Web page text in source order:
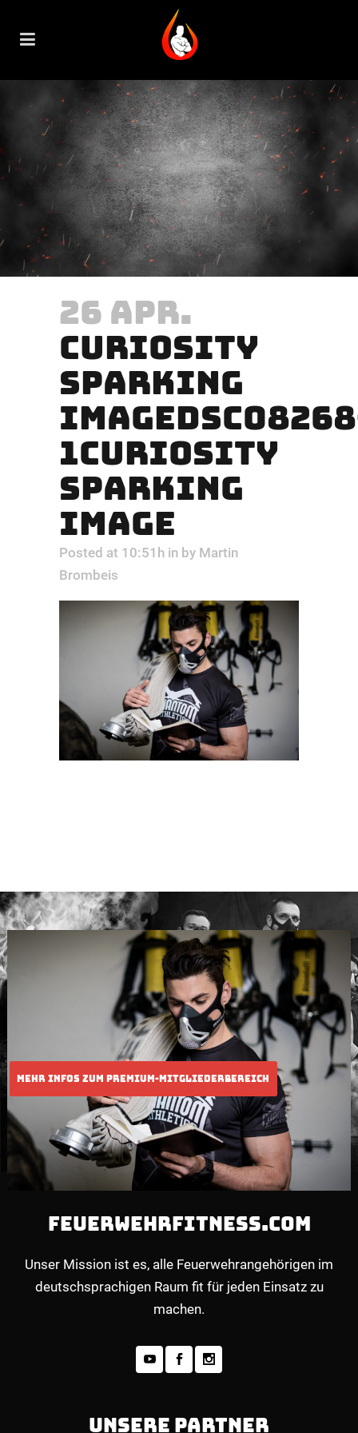
26 APR.
CURIOSITY
SPARKING
1CURIOSITY
SPARKING
IMAGE
Posted at 10:51h in by Martin
Brombeis
FEUERWEHRFITNESS.COM
Unser Mission ist es, alle Feuerwehrangehörigen im
deutschsprachigen Raum fit für jeden Einsatz zu
machen.
UNSERE PARTNER